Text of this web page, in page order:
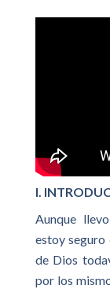
I.
Aunque
estoy seguro
de Dios
por los